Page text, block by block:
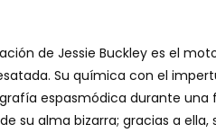
de Jessie Buckley es el
Su química con el
espasmódica durante una
su alma bizarra; gracias a